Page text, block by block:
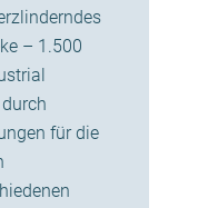
– 1.500
für die